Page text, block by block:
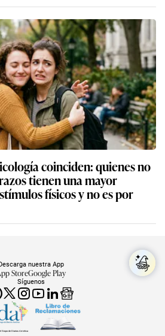
coinciden: quienes no
tienen una mayor
físicos y no es por
Síguenos
nuestra App
StoreGoogle Play
Grupo de Diarios América